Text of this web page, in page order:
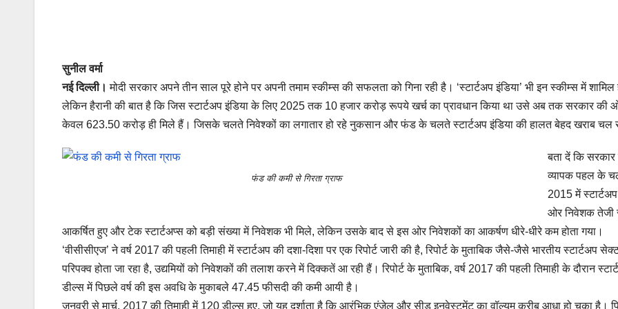
सुनील वर्मा
नई दिल्ली। मोदी सरकार अपने तीन साल पूरे होने पर अपनी तमाम स्कीम्स की सफलता को गिना रही है। ‘स्टार्टअप इंडिया’ भी इन स्कीम्स में शामिल
लेकिन हैरानी की बात है कि जिस स्टार्टअप इंडिया के लिए 2025 तक 10 हजार करोड़ रूपये खर्च का प्रावधान किया था उसे अब तक सरकार की
केवल 623.50 करोड़ ही मिले हैं। जिसके चलते निवेश्‍कों का लगातार हो रहे नुकसान और फंड के चलते स्‍टार्टअप इंडिया की हालत बेहद खराब चल
फंड की कमी से गिरता ग्राफ
बता दें कि सरकार
व्यापक पहल के
2015 में
ओर निवेशक तेजी
आकर्षित हुए और टेक स्टार्टअप्स को बड़ी संख्या में निवेशक भी मिले, लेकिन उसके बाद से इस ओर निवेशकों का आकर्षण धीरे-धीरे कम होता गया।
‘वीसीसीएज’ ने वर्ष 2017 की पहली तिमाही में स्टार्टअप की दशा-दिशा पर एक रिपोर्ट जारी की है, रिपोर्ट के मुताबिक जैसे-जैसे भारतीय स्टार्टअप
परिपक्व होता जा रहा है, उद्यमियों को निवेशकों की तलाश करने में दिक्कतें आ रही हैं। रिपोर्ट के मुताबिक, वर्ष 2017 की पहली तिमाही के दौरान
डील्स में पिछले वर्ष की इस अवधि के मुकाबले 47.45 फीसदी की कमी आयी है।
जनवरी से मार्च, 2017 की तिमाही में 120 डील्स हुए, जो यह दर्शाता है कि आरंभिक एंजेल और सीड इनवेस्टमेंट का वॉल्यूम करीब आधा हो चुका है।